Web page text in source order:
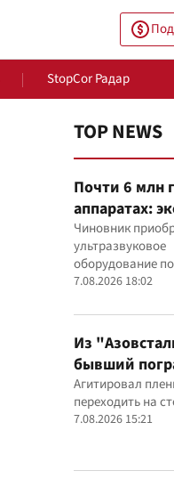
StopCor Радар
TOP NEWS
Почти 6 млн
аппаратах:
больницы
Чиновник
ультразвуковое
оборудование
которая, как
значительно
рыночной
7.08.2026 18:02
Из
бывший
командиром
оккупантов
Агитировал
переходить на
7.08.2026 15:21